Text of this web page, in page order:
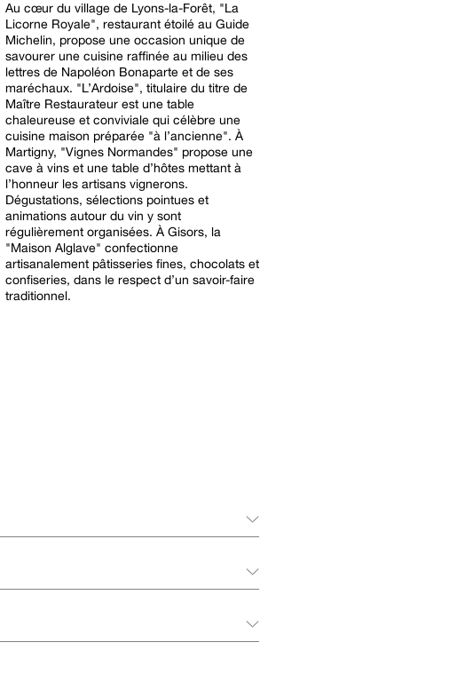
Au cœur du village de Lyons-la-Forêt, "La
Licorne Royale", restaurant étoilé au Guide
Michelin, propose une occasion unique de
savourer une cuisine raffinée au milieu des
lettres de Napoléon Bonaparte et de ses
maréchaux. "L’Ardoise", titulaire du titre de
Maître Restaurateur est une table
chaleureuse et conviviale qui célèbre une
cuisine maison préparée "à l’ancienne". À
Martigny, "Vignes Normandes" propose une
cave à vins et une table d’hôtes mettant à
l’honneur les artisans vignerons.
Dégustations, sélections pointues et
animations autour du vin y sont
régulièrement organisées. À Gisors, la
"Maison Alglave" confectionne
artisanalement pâtisseries fines, chocolats et
confiseries, dans le respect d’un savoir-faire
traditionnel.